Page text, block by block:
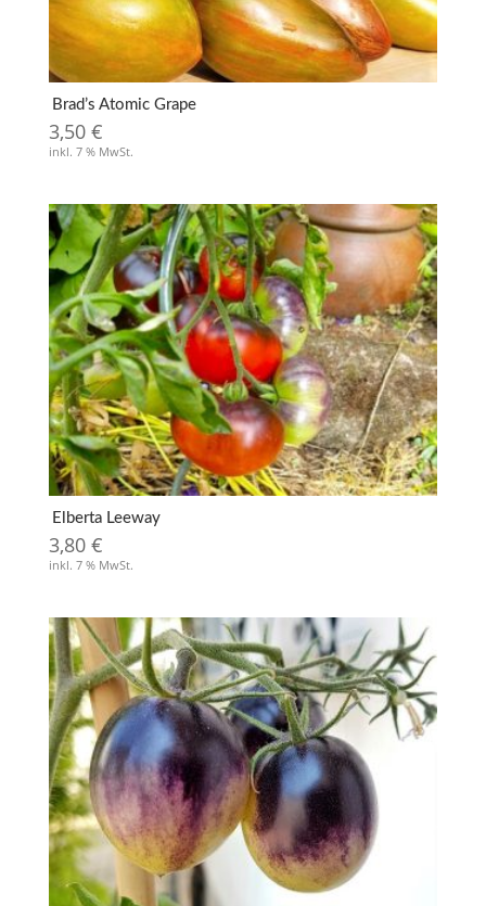
Brad’s Atomic Grape
3,50 €
inkl. 7 % MwSt.
Elberta Leeway
3,80 €
inkl. 7 % MwSt.